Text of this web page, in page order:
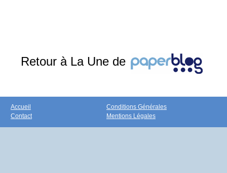
Retour à La Une de
Accueil
Contact
Conditions Générales
Mentions Légales